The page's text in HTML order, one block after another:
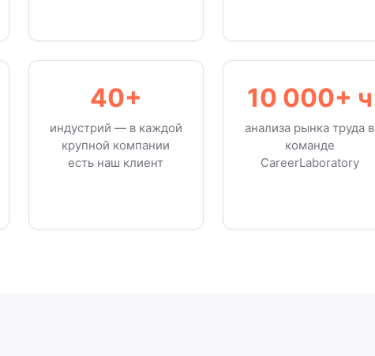
40+
индустрий — в каждой
крупной компании
есть наш клиент
10 000+ ч
анализа рынка труда в
команде
CareerLaboratory